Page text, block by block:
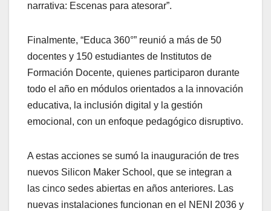
narrativa: Escenas para atesorar”.
Finalmente, “Educa 360°” reunió a más de 50
docentes y 150 estudiantes de Institutos de
Formación Docente, quienes participaron durante
todo el año en módulos orientados a la innovación
educativa, la inclusión digital y la gestión
emocional, con un enfoque pedagógico disruptivo.
A estas acciones se sumó la inauguración de tres
nuevos Silicon Maker School, que se integran a
las cinco sedes abiertas en años anteriores. Las
nuevas instalaciones funcionan en el NENI 2036 y